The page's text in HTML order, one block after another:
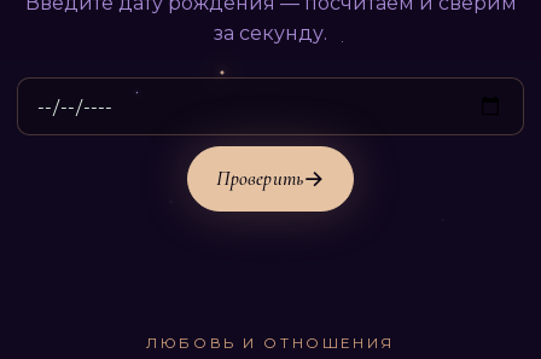
за секунду.
Проверить
ЛЮБОВЬ И ОТНОШЕНИЯ